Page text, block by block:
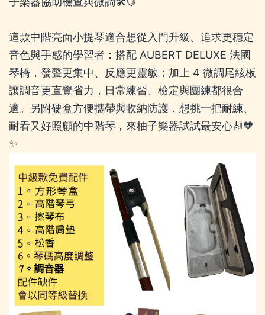
這款中階亮面小提琴適合想從入門升級、追求更穩定
音色與手感的學習者：搭配 AUBERT DELUXE 法國
琴橋，發聲更集中、反應更靈敏；加上 4 微調尾絃板
讓調音更直覺省力，日常練習、檢定與團練都很合
適。另附硬盒方便攜帶與收納防護，想挑一把耐練、
耐看又好照顧的中階琴，來柚子樂器試試最安心🎻🧡
✨